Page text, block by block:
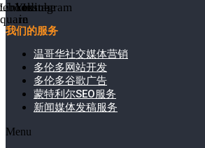
in
Youtube
Instagram
我们的服务
温哥华社交媒体营销
多伦多网站开发
多伦多谷歌广告
蒙特利尔SEO服务
新闻媒体发稿服务
Menu